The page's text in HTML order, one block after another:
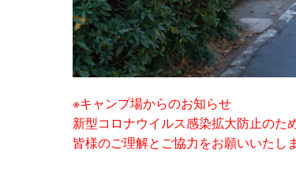
※キャンプ場からのお知らせ
新型コロナウイルス感染拡大防止のた
皆様のご理解とご協力をお願いいたしま